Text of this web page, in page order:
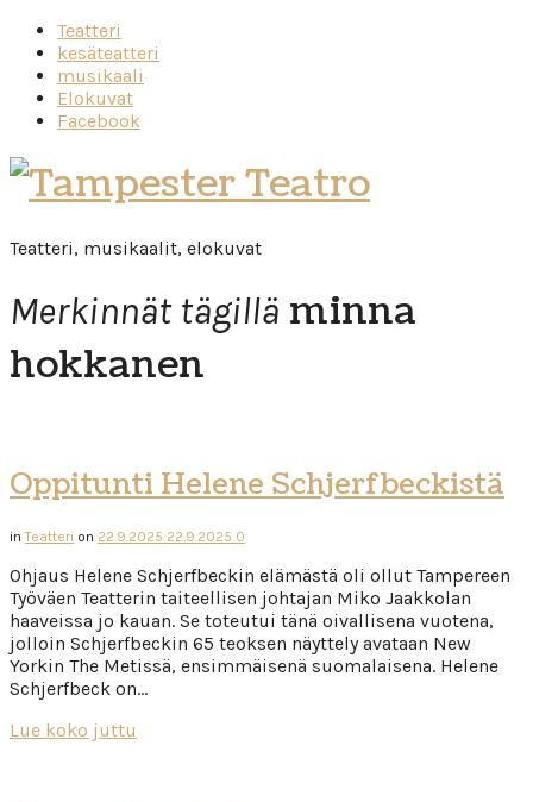
Teatteri
kesäteatteri
musikaali
Elokuvat
Facebook
Tampester
Teatro
Teatteri, musikaalit, elokuvat
Merkinnät tägillä minna
hokkanen
Oppitunti Helene Schjerfbeckistä
inTeatteri on 22.9.2025 22.9.2025 0
Ohjaus Helene Schjerfbeckin elämästä oli ollut Tampereen
Työväen Teatterin taiteellisen johtajan Miko Jaakkolan
haaveissa jo kauan. Se toteutui tänä oivallisena vuotena,
jolloin Schjerfbeckin 65 teoksen näyttely avataan New
Yorkin The Metissä, ensimmäisenä suomalaisena. Helene
Schjerfbeck on…
Lue koko juttu